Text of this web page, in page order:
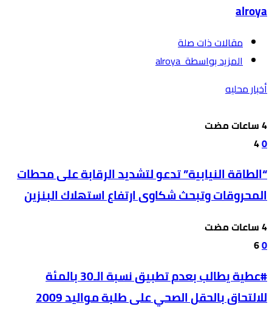
alroya
‫مقالات ذات صلة‬
‫‫المزيد بواسطة‬ ‬ alroya
أخبار محليه
0
4
“الطاقة النيابية” تدعو لتشديد الرقابة على محطات
المحروقات وتبحث شكاوى ارتفاع استهلاك البنزين
0
6
#عطية يطالب بعدم تطبيق نسبة الـ30 بالمئة
للالتحاق بالحقل الصحي على طلبة مواليد 2009